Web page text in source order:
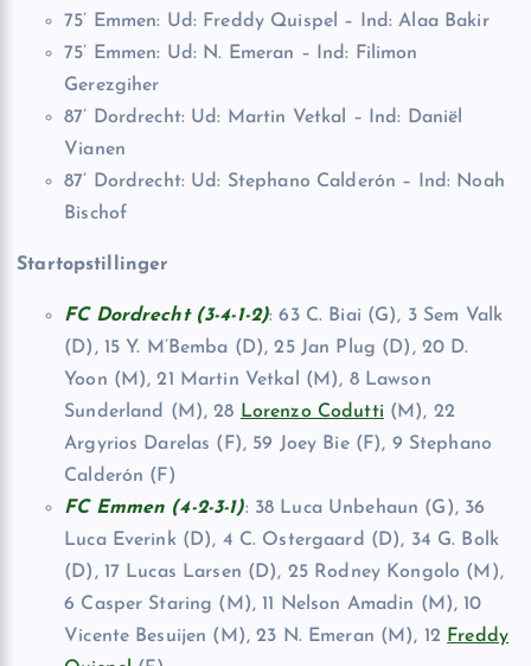
75’ Emmen: Ud: Freddy Quispel – Ind: Alaa Bakir
75’ Emmen: Ud: N. Emeran – Ind: Filimon
Gerezgiher
87’ Dordrecht: Ud: Martin Vetkal – Ind: Daniël
Vianen
87’ Dordrecht: Ud: Stephano Calderón – Ind: Noah
Bischof
Startopstillinger
FC Dordrecht (3-4-1-2): 63 C. Biai (G), 3 Sem Valk
(D), 15 Y. M’Bemba (D), 25 Jan Plug (D), 20 D.
Yoon (M), 21 Martin Vetkal (M), 8 Lawson
Sunderland (M), 28 Lorenzo Codutti (M), 22
Argyrios Darelas (F), 59 Joey Bie (F), 9 Stephano
Calderón (F)
FC Emmen (4-2-3-1): 38 Luca Unbehaun (G), 36
Luca Everink (D), 4 C. Ostergaard (D), 34 G. Bolk
(D), 17 Lucas Larsen (D), 25 Rodney Kongolo (M),
6 Casper Staring (M), 11 Nelson Amadin (M), 10
Vicente Besuijen (M), 23 N. Emeran (M), 12 Freddy